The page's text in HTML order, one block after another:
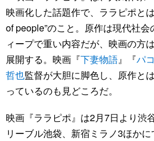
映画化した話題作で、ララピポと
of people”のこと。原作は現代社
ィープで重い内容だが、映画の方
展開する。映画『下妻物語』『パ
哲也監督が大胆に脚色し、原作と
っているのも見どころだ。
映画『ララピポ』は2月7日より渋
リーブル池袋、新宿ミラノ3ほか